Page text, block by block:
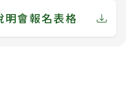
會報名表格